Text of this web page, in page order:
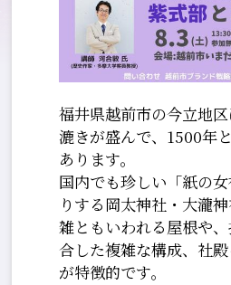
福井県越前市の今立地
漉きが盛んで、1500年
あります。
国内でも珍しい「紙の
りする岡太神社・大瀧
雑ともいわれる屋根や
合した複雑な構成、社
が特徴的です。